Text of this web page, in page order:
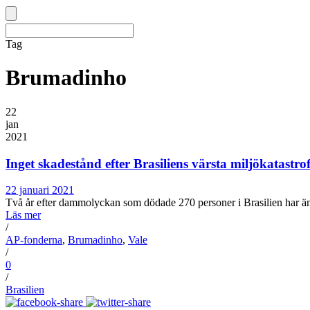
Tag
Brumadinho
22
jan
2021
Inget skadestånd efter Brasiliens värsta miljökatastrof
22 januari 2021
Två år efter dammolyckan som dödade 270 personer i Brasilien har
Läs mer
/
AP-fonderna, Brumadinho, Vale
/
0
/
Brasilien